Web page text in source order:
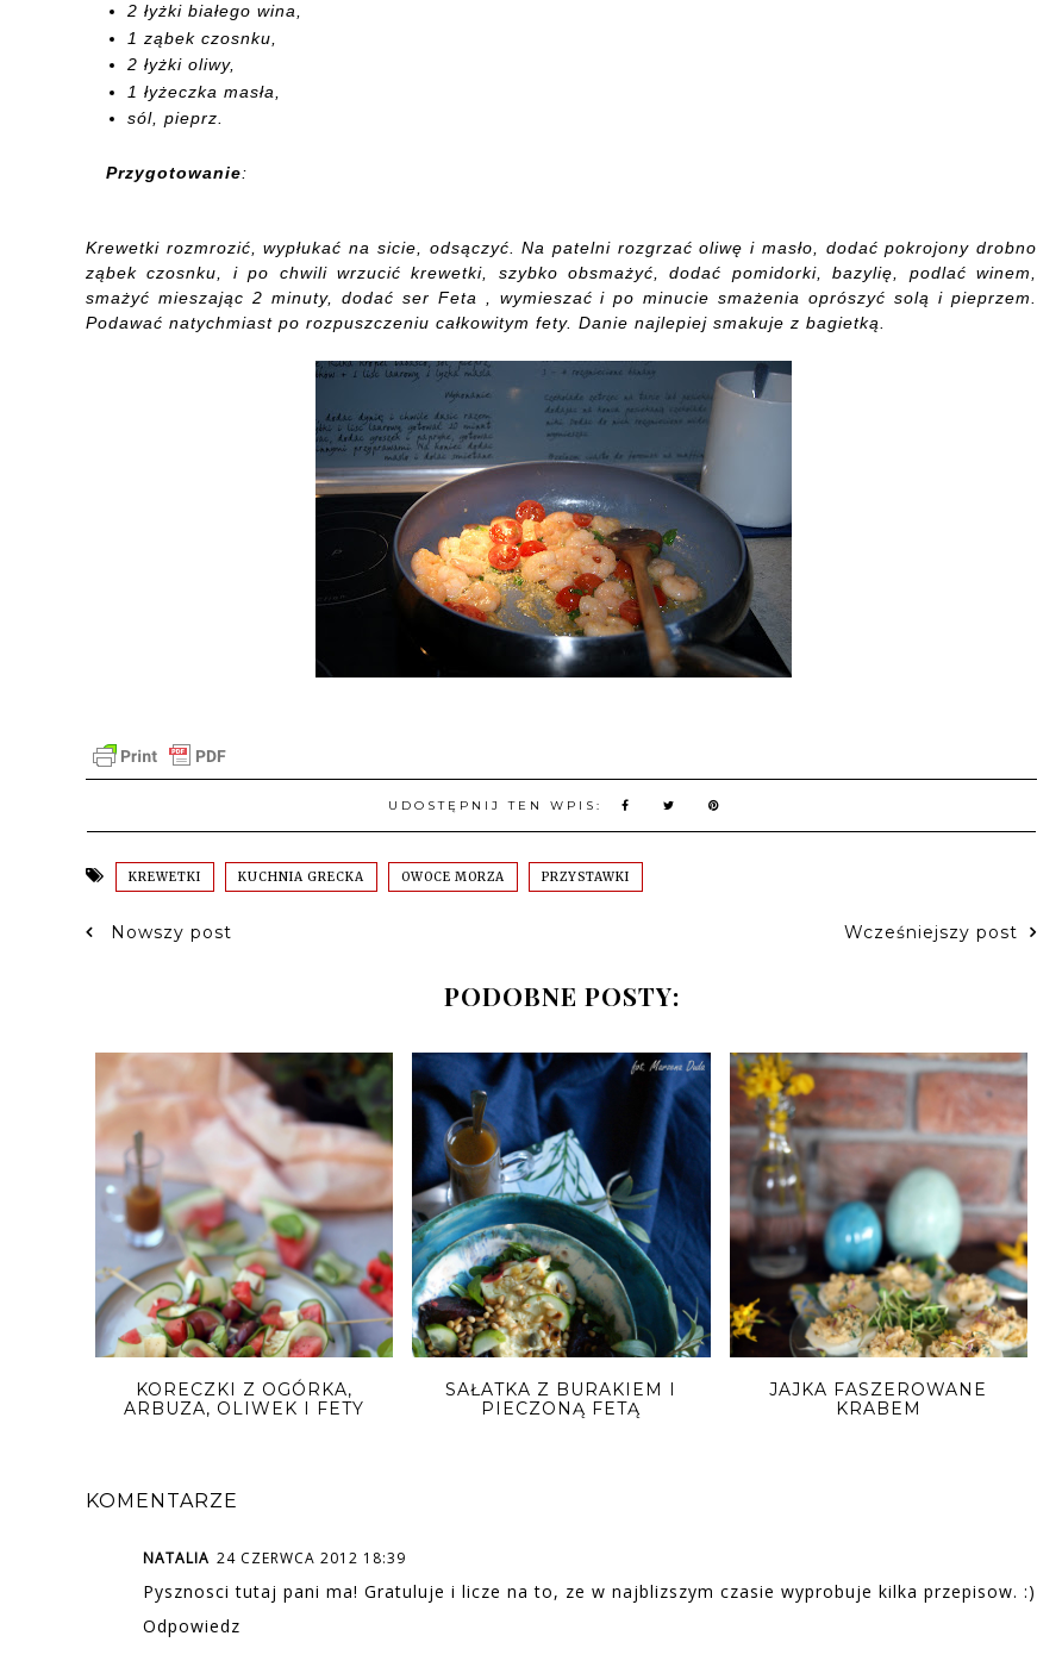
2 łyżki białego wina,
1 ząbek czosnku,
2 łyżki oliwy,
1 łyżeczka masła,
sól, pieprz.
Przygotowanie:
Krewetki rozmrozić, wypłukać na sicie, odsączyć. Na patelni rozgrzać oliwę i masło, dodać pokrojony drobno
ząbek czosnku, i po chwili wrzucić krewetki, szybko obsmażyć, dodać pomidorki, bazylię, podlać winem,
smażyć mieszając 2 minuty, dodać ser Feta , wymieszać i po minucie smażenia oprószyć solą i pieprzem.
Podawać natychmiast po rozpuszczeniu całkowitym fety. Danie najlepiej smakuje z bagietką.
UDOSTĘPNIJ TEN WPIS:
KREWETKI KUCHNIA GRECKA OWOCE MORZA PRZYSTAWKI
Nowszy post Wcześniejszy post
PODOBNE POSTY:
KORECZKI Z OGÓRKA,
ARBUZA, OLIWEK I FETY
SAŁATKA Z BURAKIEM I
PIECZONĄ FETĄ
JAJKA FASZEROWANE
KRABEM
KOMENTARZE
NATALIA 24 CZERWCA 2012 18:39
Pysznosci tutaj pani ma! Gratuluje i licze na to, ze w najblizszym czasie wyprobuje kilka przepisow. :)
Odpowiedz